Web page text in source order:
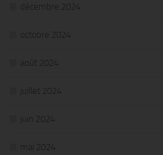
décembre 2024
octobre 2024
août 2024
juillet 2024
juin 2024
mai 2024